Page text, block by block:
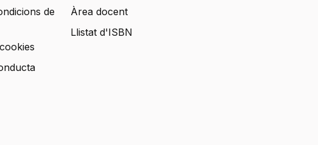
de
Àrea docent
Llistat d'ISBN